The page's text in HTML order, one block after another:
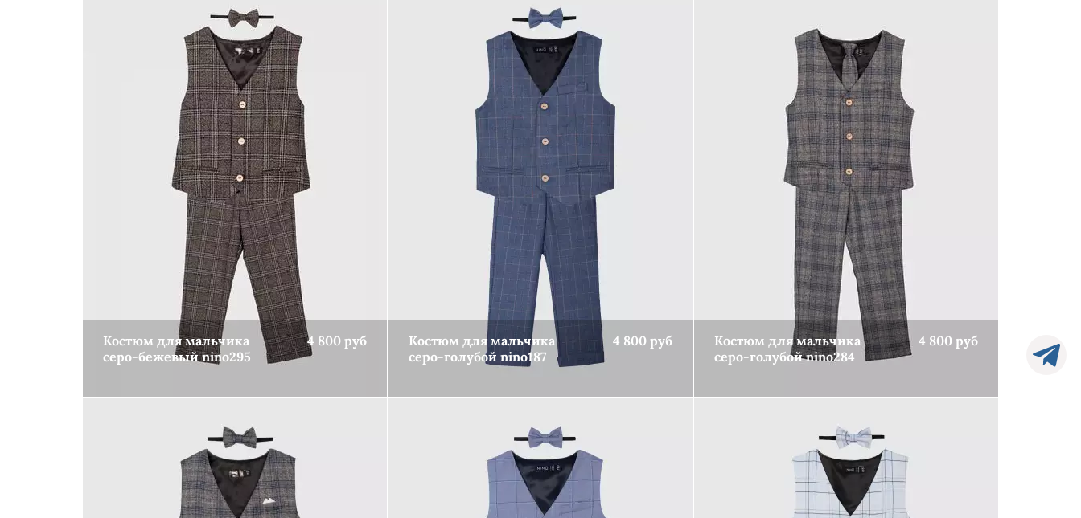
Костюм для мальчика
серо-бежевый nino295
4 800 руб
Костюм для мальчика
серо-голубой nino187
4 800 руб
Костюм для мальчика
серо-голубой nino284
4 800 руб